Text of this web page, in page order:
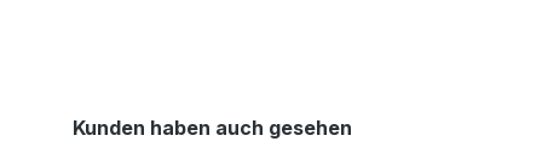
Kunden haben auch gesehen